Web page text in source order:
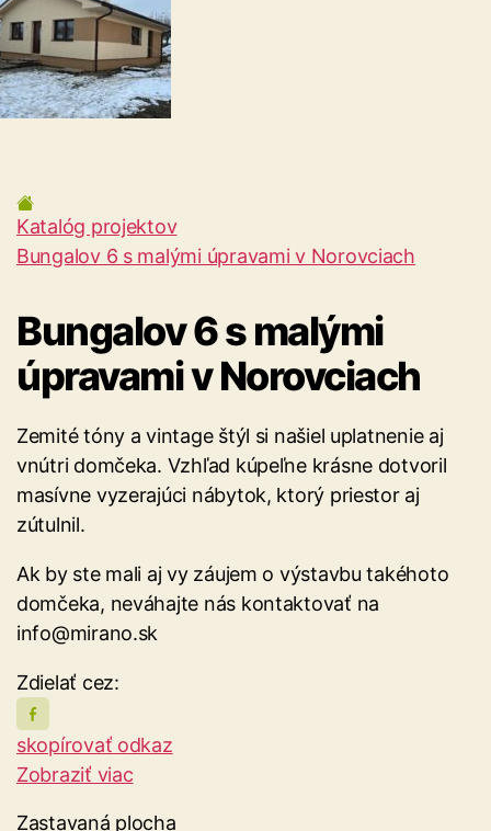
Katalóg projektov
Bungalov 6 s malými úpravami v Norovciach
Bungalov 6 s malými
úpravami v Norovciach
Zemité tóny a vintage štýl si našiel uplatnenie aj
vnútri domčeka. Vzhľad kúpeľne krásne dotvoril
masívne vyzerajúci nábytok, ktorý priestor aj
zútulnil.
Ak by ste mali aj vy záujem o výstavbu takéhoto
domčeka, neváhajte nás kontaktovať na
info@mirano.sk
Zdielať cez:
skopírovať odkaz
Zobraziť viac
Zastavaná plocha